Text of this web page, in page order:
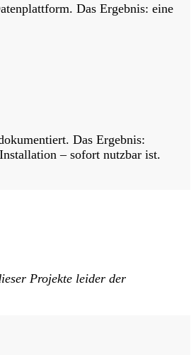
Das Ergebnis: eine
Das Ergebnis:
– sofort nutzbar ist.
Projekte leider der